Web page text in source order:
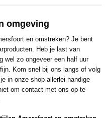
omgeving
en omstreken? Je bent
Heb je last van
wel zo ongeveer een half uur
Kom snel bij ons langs of volg
in onze shop allerlei handige
om contact met ons op te